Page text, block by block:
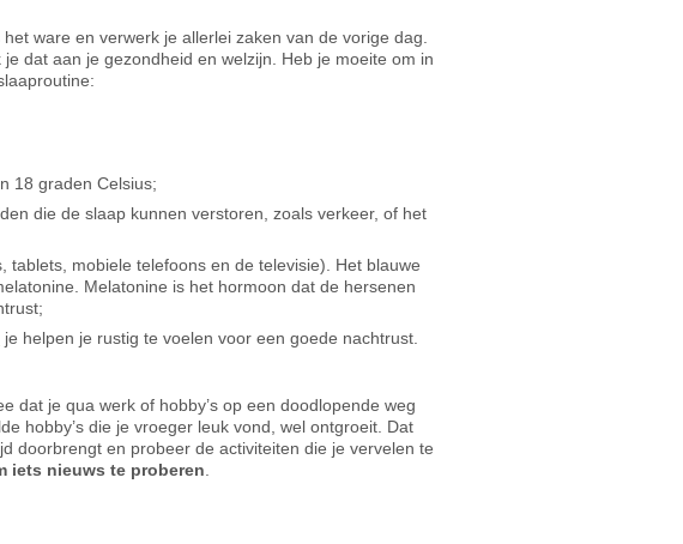
ware en verwerk je allerlei zaken van de vorige dag.
dat aan je gezondheid en welzijn. Heb je moeite om in
18 graden Celsius;
die de slaap kunnen verstoren, zoals verkeer, of het
mobiele telefoons en de televisie). Het blauwe
Melatonine is het hormoon dat de hersenen
je helpen je rustig te voelen voor een goede nachtrust.
dat je qua werk of hobby’s op een doodlopende weg
hobby’s die je vroeger leuk vond, wel ontgroeit. Dat
doorbrengt en probeer de activiteiten die je vervelen te
iets nieuws te proberen